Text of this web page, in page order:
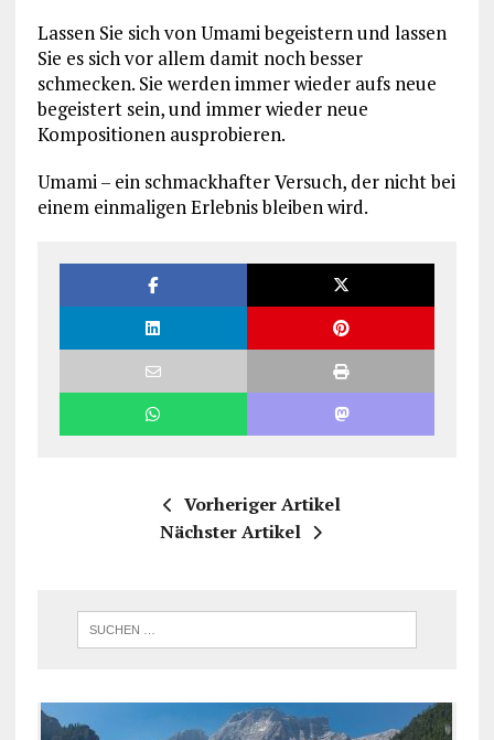
Lassen Sie sich von Umami begeistern und lassen
Sie es sich vor allem damit noch besser
schmecken. Sie werden immer wieder aufs neue
begeistert sein, und immer wieder neue
Kompositionen ausprobieren.
Umami – ein schmackhafter Versuch, der nicht bei
einem einmaligen Erlebnis bleiben wird.
Vorheriger Artikel
Nächster Artikel